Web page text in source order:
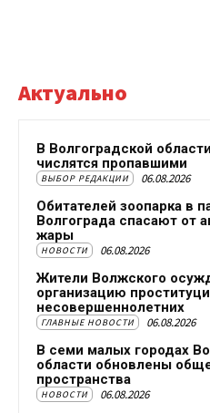
Актуально
В Волгоградской
числятся пропавшими
ВЫБОР РЕДАКЦИИ 06.08.2026
Обитателей зоопарка в
Волгограда спасают от
жары
НОВОСТИ 06.08.2026
Жители Волжского
организацию
несовершеннолетних
ГЛАВНЫЕ НОВОСТИ 06.08.2026
В семи малых городах
области обновлены
пространства
НОВОСТИ 06.08.2026